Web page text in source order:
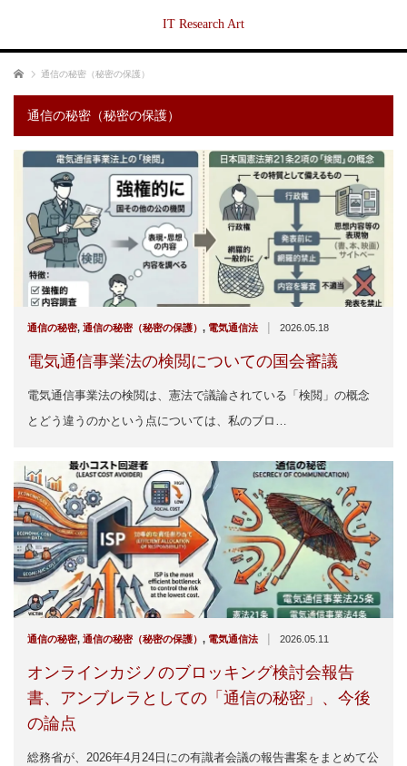
IT Research Art
ホーム 通信の秘密（秘密の保護）
通信の秘密（秘密の保護）
通信の秘密, 通信の秘密（秘密の保護） , 電気通信法 | 2026.05.18
電気通信事業法の検閲についての国会審議
電気通信事業法の検閲は、憲法で議論されている「検閲」の概念
とどう違うのかという点については、私のブロ…
通信の秘密, 通信の秘密（秘密の保護） , 電気通信法 | 2026.05.11
オンラインカジノのブロッキング検討会報告
書、アンブレラとしての「通信の秘密」、今後
の論点
総務省が、2026年4月24日にの有識者会議の報告書案をまとめて公